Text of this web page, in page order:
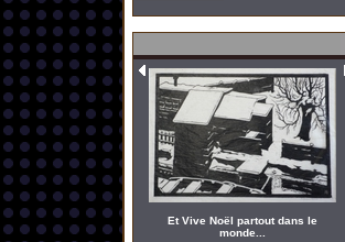
Et Vive Noël partout dans le
monde...